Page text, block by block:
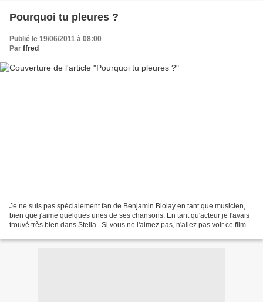
Pourquoi tu pleures ?
Publié le 19/06/2011 à 08:00
Par ffred
Je ne suis pas spécialement fan de Benjamin Biolay en tant que musicien,
bien que j'aime quelques unes de ses chansons. En tant qu'acteur je l'avais
trouvé très bien dans Stella . Si vous ne l'aimez pas, n'allez pas voir ce film, il